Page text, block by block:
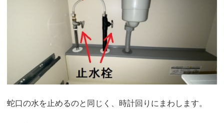
蛇口の水を止めるのと同じく、時計回りにまわします。